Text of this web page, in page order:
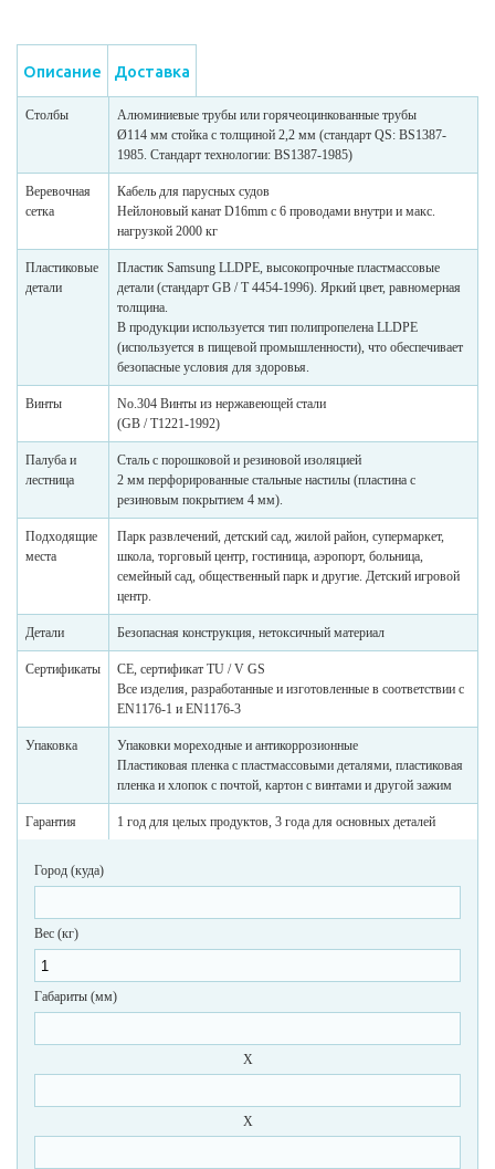
Описание Доставка
Столбы
Алюминиевые трубы или горячеоцинкованные трубы
Ø114 мм стойка с толщиной 2,2 мм (стандарт QS: BS1387-
1985. Стандарт технологии: BS1387-1985)
Веревочная
сетка
Кабель для парусных судов
Нейлоновый канат D16mm с 6 проводами внутри и макс.
нагрузкой 2000 кг
Пластиковые
детали
Пластик Samsung LLDPE, высокопрочные пластмассовые
детали (стандарт GB / T 4454-1996). Яркий цвет, равномерная
толщина.
В продукции используется тип полипропелена LLDPE
(используется в пищевой промышленности), что обеспечивает
безопасные условия для здоровья.
Винты
No.304 Винты из нержавеющей стали
(GB / T1221-1992)
Палуба и
лестница
Сталь с порошковой и резиновой изоляцией
2 мм перфорированные стальные настилы (пластина с
резиновым покрытием 4 мм).
Подходящие
места
Парк развлечений, детский сад, жилой район, супермаркет,
школа, торговый центр, гостиница, аэропорт, больница,
семейный сад, общественный парк и другие. Детский игровой
центр.
Детали Безопасная конструкция, нетоксичный материал
Сертификаты
CE, сертификат TU / V GS
Все изделия, разработанные и изготовленные в соответствии с
EN1176-1 и EN1176-3
Упаковка
Упаковки мореходные и антикоррозионные
Пластиковая пленка с пластмассовыми деталями, пластиковая
пленка и хлопок с почтой, картон с винтами и другой зажим
Гарантия 1 год для целых продуктов, 3 года для основных деталей
Город (куда)
Вес (кг)
Габариты (мм)
X
X